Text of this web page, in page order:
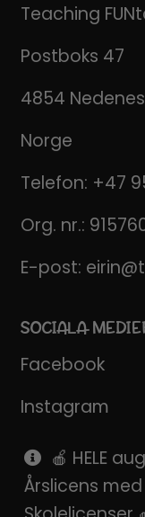
Teaching
Postboks 47
4854 Nedenes
Norge
Telefon: +47
Org. nr.:
E-post:
SOCIALA
Facebook
Instagram
Pinterest
SnapChat
🍎 HELE
Årslicens